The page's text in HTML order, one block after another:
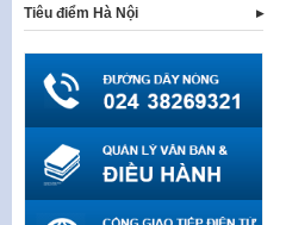
Tiêu điểm Hà Nội